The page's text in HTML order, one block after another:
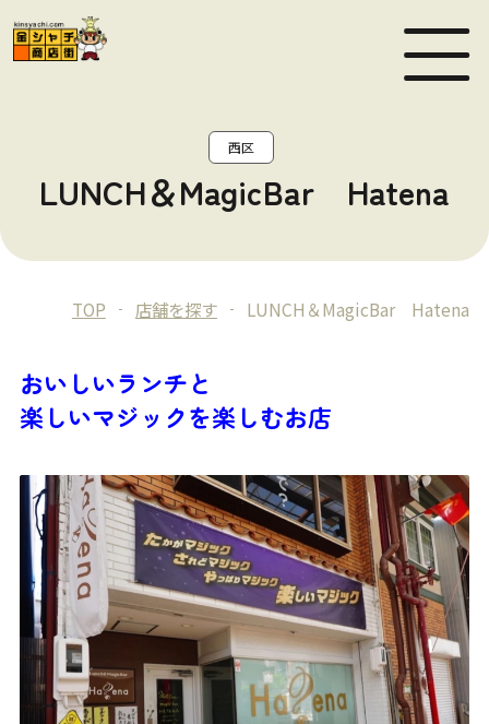
西区
LUNCH＆MagicBar Hatena
TOP 店舗を探す LUNCH＆MagicBar Hatena
おいしいランチと
楽しいマジックを楽しむお店